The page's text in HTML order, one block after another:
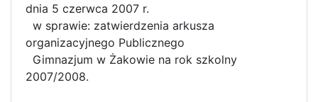
dnia 5 czerwca 2007 r.
w sprawie: zatwierdzenia arkusza
organizacyjnego Publicznego
Gimnazjum w Żakowie na rok szkolny
2007/2008.